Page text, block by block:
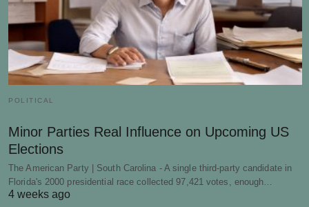
POLITICAL
Minor Parties Real Influence on Upcoming US
Elections
The American Party | South Carolina - A single third-party candidate in
Florida's 2000 presidential race collected 97,421 votes, enough…
4 weeks ago